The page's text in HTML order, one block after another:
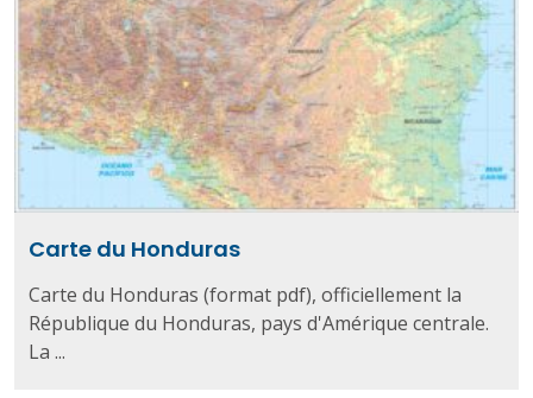
Carte du Honduras
Carte du Honduras (format pdf), officiellement la
République du Honduras, pays d'Amérique centrale.
La ...